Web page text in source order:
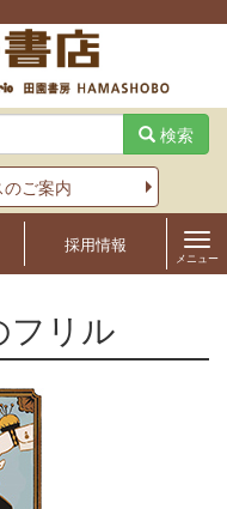
検索
ご案内
採用情報
メニュー
フリル